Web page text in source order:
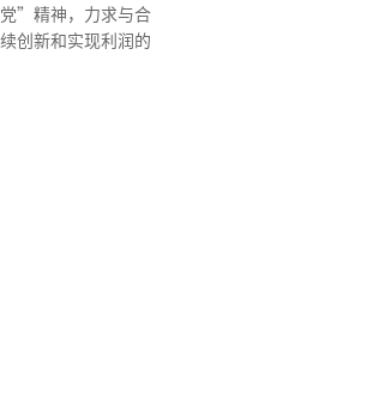
”精神，力求与合
创新和实现利润的